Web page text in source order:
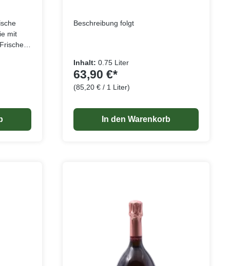
mit
einem
aus
von
die
Beschreibung folgt
Inhalt: 0.75 Liter
63,90 €*
(85,20 € / 1 Liter)
In den Warenkorb